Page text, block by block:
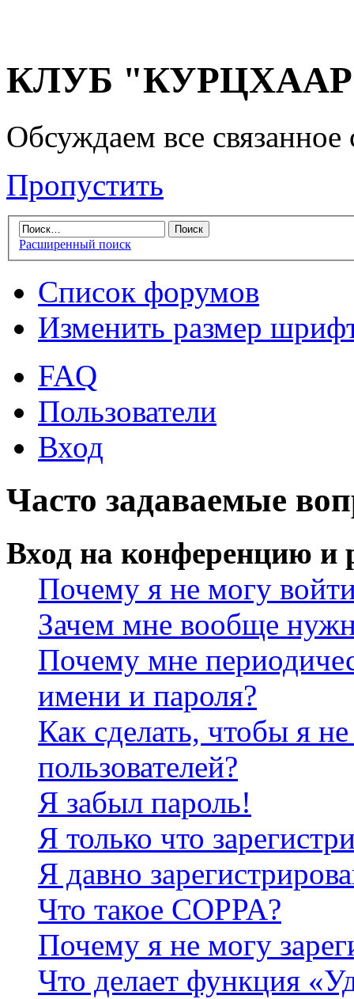
КЛУБ "КУРЦХААР"
Обсуждаем все
Пропустить
Расширенный поиск
Список форумов
Изменить размер
FAQ
Пользователи
Вход
Часто задаваемые
Вход на конференцию и
Почему я не могу
Зачем мне вообще
Почему мне
имени и пароля?
Как сделать, чтобы я
пользователей?
Я забыл пароль!
Я только что
Я давно
Что такое COPPA?
Почему я не могу
Что делает функция